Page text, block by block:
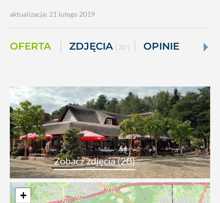
aktualizacja: 21 lutego 2019
OFERTA ZDJĘCIA ( 20 ) OPINIE
Zobacz zdjęcia (20)
+